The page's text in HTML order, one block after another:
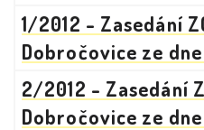
1/2012 - Zasedání
Dobročovice ze dne
2/2012 - Zasedání
Dobročovice ze dne